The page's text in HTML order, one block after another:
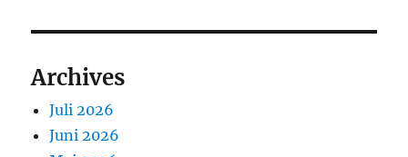
Archives
Juli 2026
Juni 2026